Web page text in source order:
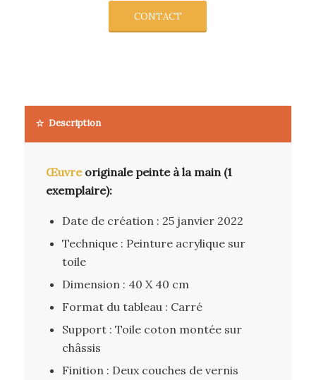
CONTACT
Description
Œuvreoriginale peinte à la main (1
exemplaire):
Date de création : 25 janvier 2022
Technique : Peinture acrylique sur
toile
Dimension : 40 X 40 cm
Format du tableau : Carré
Support : Toile coton montée sur
châssis
Finition : Deux couches de vernis